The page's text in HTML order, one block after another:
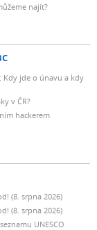
najít?
Kdy jde o únavu a kdy
v ČR?
hackerem
(8. srpna 2026)
(8. srpna 2026)
UNESCO